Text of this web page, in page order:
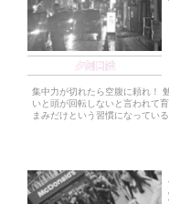
夕刻日誌
集中力が切れたら空腹に頼れ！
いと頭が回転しないと言われて
まみだけという習慣になってい